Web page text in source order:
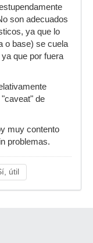
son adecuados
ya que lo
o base) se cuela
que por fuera
de
muy contento
problemas.
útil